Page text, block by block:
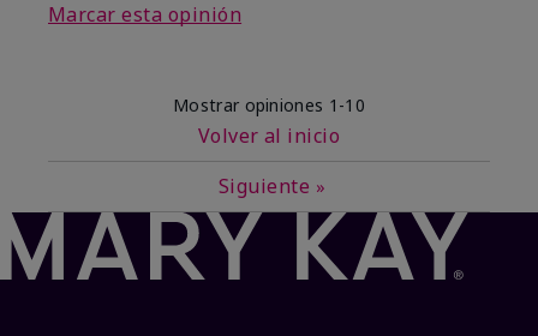
Marcar esta opinión
Mostrar opiniones 1-10
Volver al inicio
Siguiente »